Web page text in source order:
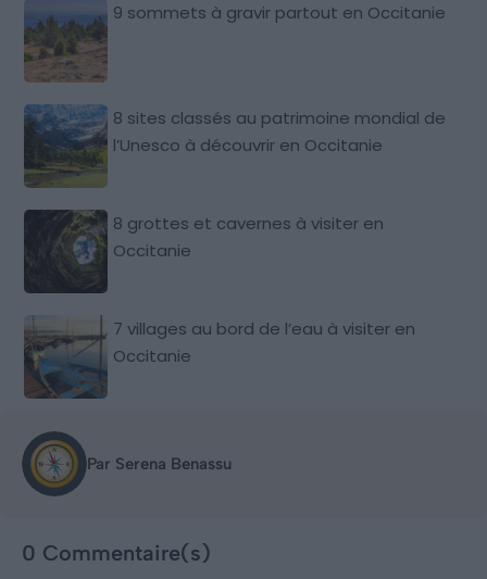
9 sommets à gravir partout en Occitanie
8 sites classés au patrimoine mondial de
l’Unesco à découvrir en Occitanie
8 grottes et cavernes à visiter en
Occitanie
7 villages au bord de l’eau à visiter en
Occitanie
Par Serena Benassu
0 Commentaire(s)